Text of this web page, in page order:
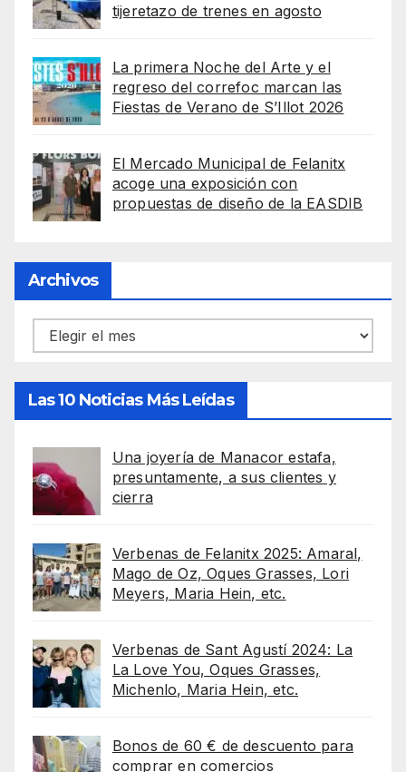
tijeretazo de trenes en agosto
La primera Noche del Arte y el
regreso del correfoc marcan las
Fiestas de Verano de S’Illot 2026
El Mercado Municipal de Felanitx
acoge una exposición con
propuestas de diseño de la EASDIB
Archivos
Archivos
Las 10 Noticias Más Leídas
Una joyería de Manacor estafa,
presuntamente, a sus clientes y
cierra
Verbenas de Felanitx 2025: Amaral,
Mago de Oz, Oques Grasses, Lori
Meyers, Maria Hein, etc.
Verbenas de Sant Agustí 2024: La
La Love You, Oques Grasses,
Michenlo, Maria Hein, etc.
Bonos de 60 € de descuento para
comprar en comercios